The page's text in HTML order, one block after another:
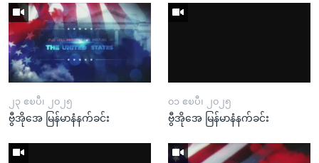
၂၃ ဧၿပီ၊ ၂၀၂၅
ဗွီအိုအေ မြန်မာနံနက်ခင်း
၀၁ ဧၿပီ၊ ၂၀၂၅
ဗွီအိုအေ မြန်မာနံနက်ခင်း